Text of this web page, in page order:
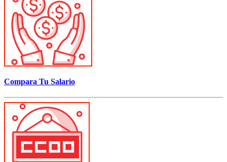
Compara Tu Salario